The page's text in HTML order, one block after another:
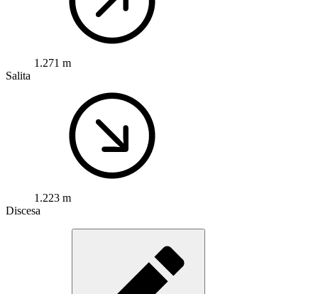
1.271 m
Salita
1.223 m
Discesa